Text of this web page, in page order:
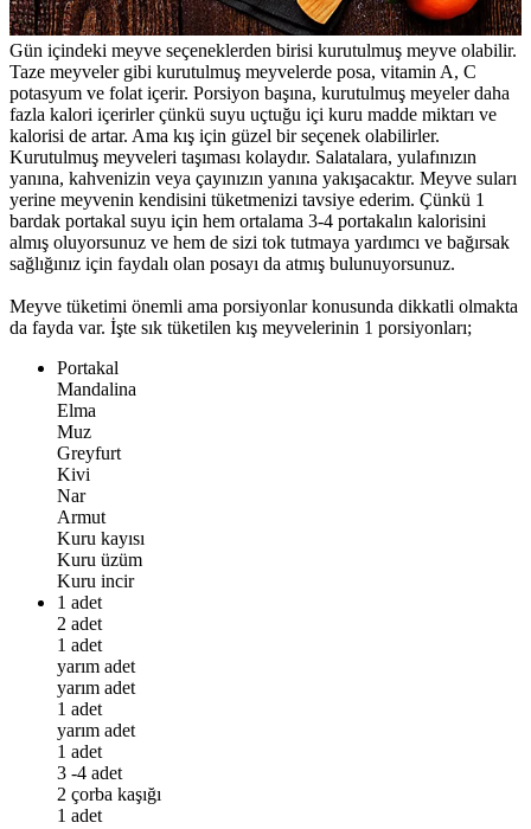
Gün içindeki meyve seçeneklerden birisi kurutulmuş meyve olabilir.
Taze meyveler gibi kurutulmuş meyvelerde posa, vitamin A, C
potasyum ve folat içerir. Porsiyon başına, kurutulmuş meyeler daha
fazla kalori içerirler çünkü suyu uçtuğu içi kuru madde miktarı ve
kalorisi de artar. Ama kış için güzel bir seçenek olabilirler.
Kurutulmuş meyveleri taşıması kolaydır. Salatalara, yulafınızın
yanına, kahvenizin veya çayınızın yanına yakışacaktır. Meyve suları
yerine meyvenin kendisini tüketmenizi tavsiye ederim. Çünkü 1
bardak portakal suyu için hem ortalama 3-4 portakalın kalorisini
almış oluyorsunuz ve hem de sizi tok tutmaya yardımcı ve bağırsak
sağlığınız için faydalı olan posayı da atmış bulunuyorsunuz.
Meyve tüketimi önemli ama porsiyonlar konusunda dikkatli olmakta
da fayda var. İşte sık tüketilen kış meyvelerinin 1 porsiyonları;
Portakal
Mandalina
Elma
Muz
Greyfurt
Kivi
Nar
Armut
Kuru kayısı
Kuru üzüm
Kuru incir
1 adet
2 adet
1 adet
yarım adet
yarım adet
1 adet
yarım adet
1 adet
3 -4 adet
2 çorba kaşığı
1 adet